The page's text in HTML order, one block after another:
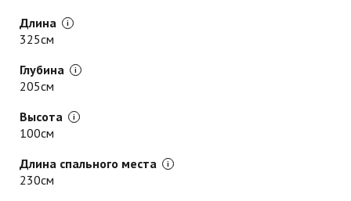
Длина
325см
Глубина
205см
Высота
100см
Длина спального места
230см